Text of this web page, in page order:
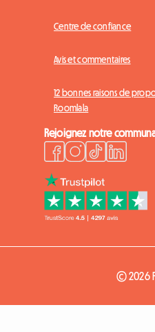
Centre de confiance
Avis et commentaires
12 bonnes raisons de
Roomlala
Rejoignez notre
© 2026